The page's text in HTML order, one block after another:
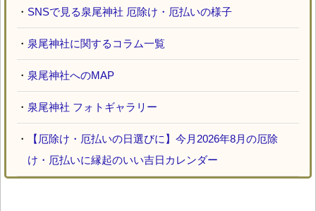
・ SNSで見る泉尾神社 厄除け・厄払いの様子
・ 泉尾神社に関するコラム一覧
・ 泉尾神社へのMAP
・ 泉尾神社 フォトギャラリー
・
【厄除け・厄払いの日選びに】今月2026年8月の厄除
け・厄払いに縁起のいい吉日カレンダー